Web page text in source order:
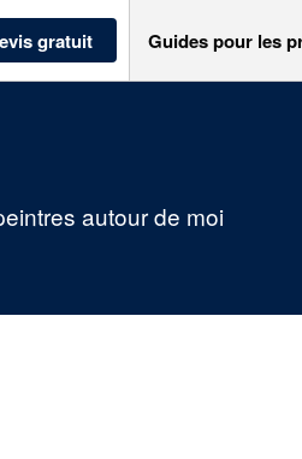
gratuit Guides pour les
autour de moi